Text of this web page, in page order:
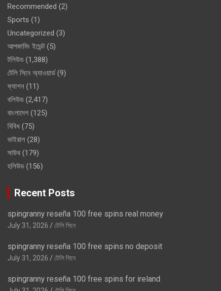
Recommended (2)
Sports (1)
Uncategorized (3)
আপকামিং ইভেন্ট (5)
টলিউড (1,388)
টেলি সিনে অ্যাওয়ার্ড(9)
ফ্যাশন (11)
বলিউড (2,417)
বাংলাদেশ (125)
বিবিধ (75)
ভাইরাল (28)
সাউথ (179)
হলিউড (156)
Recent Posts
spingranny reseña 100 free spins real money
July 31, 2026 টেলি সিনে
spingranny reseña 100 free spins no deposit
July 31, 2026 টেলি সিনে
spingranny reseña 100 free spins for ireland